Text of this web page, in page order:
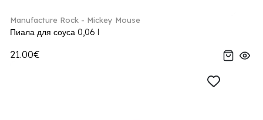
Manufacture Rock - Mickey Mouse
Пиала для соуса 0,06 l
21.00€